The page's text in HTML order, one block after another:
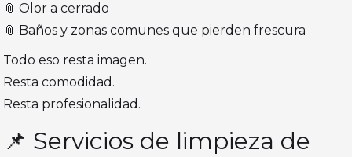
📎 Olor a cerrado
📎 Baños y zonas comunes que pierden frescura
Todo eso resta imagen.
Resta comodidad.
Resta profesionalidad.
📌 Servicios de limpieza de